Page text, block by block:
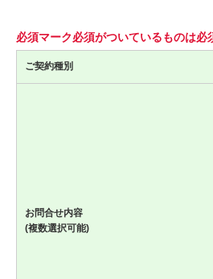
必須マーク必須がついているものは必
ご契約種別
お問合せ内容
(複数選択可能)